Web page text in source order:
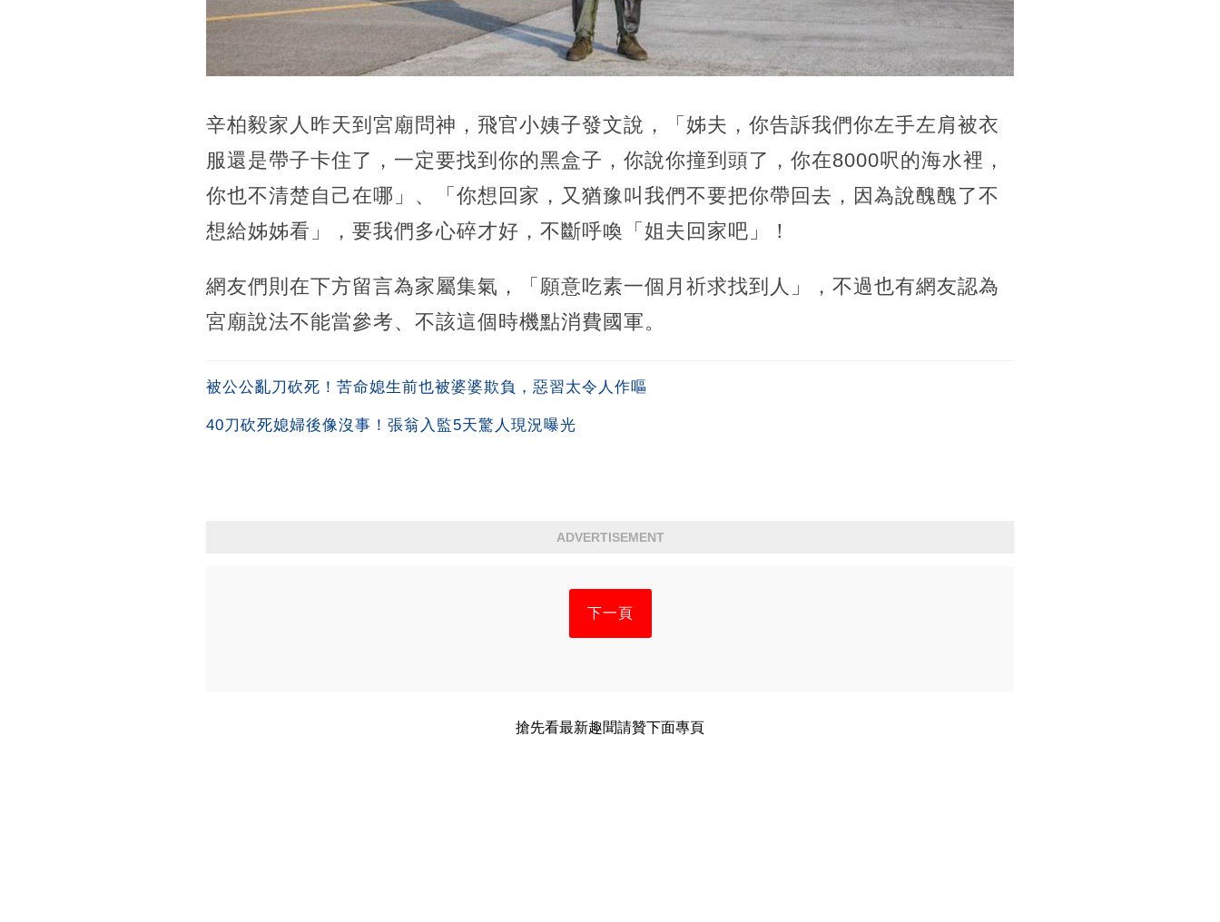
辛柏毅家人昨天到宮廟問神，飛官小姨子發文說，「姊夫，你告訴我們你左手左肩被衣
服還是帶子卡住了，一定要找到你的黑盒子，你說你撞到頭了，你在8000呎的海水裡，
你也不清楚自己在哪」、「你想回家，又猶豫叫我們不要把你帶回去，因為說醜醜了不
想給姊姊看」，要我們多心碎才好，不斷呼喚「姐夫回家吧」！
網友們則在下方留言為家屬集氣，「願意吃素一個月祈求找到人」，不過也有網友認為
宮廟說法不能當參考、不該這個時機點消費國軍。
被公公亂刀砍死！苦命媳生前也被婆婆欺負，惡習太令人作嘔
40刀砍死媳婦後像沒事！張翁入監5天驚人現況曝光
ADVERTISEMENT
下一頁
搶先看最新趣聞請贊下面專頁